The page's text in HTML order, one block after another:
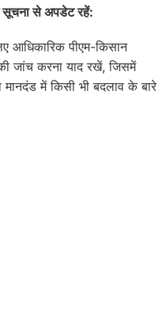
से अपडेट रहें:
आधिकारिक पीएम-किसान
जांच करना याद रखें, जिसमें
में किसी भी बदलाव के बारे